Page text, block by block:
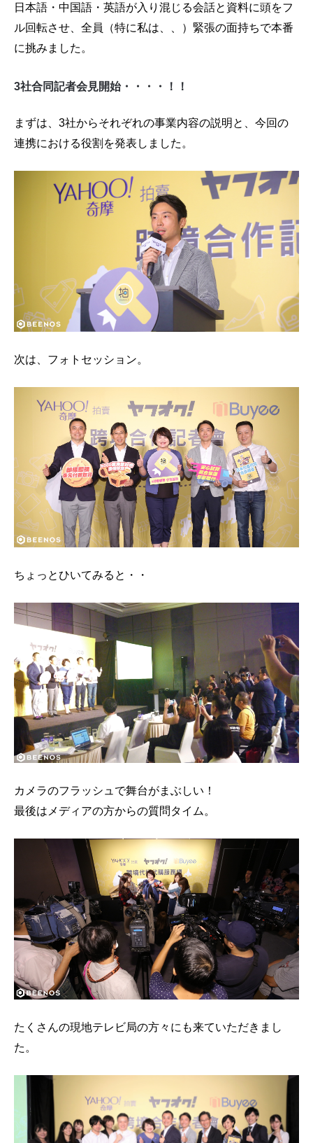
日本語・中国語・英語が入り混じる会話と資料に頭をフ
ル回転させ、全員（特に私は、、）緊張の面持ちで本番
に挑みました。
3社合同記者会見開始・・・・！！
まずは、3社からそれぞれの事業内容の説明と、今回の
連携における役割を発表しました。
次は、フォトセッション。
ちょっとひいてみると・・
カメラのフラッシュで舞台がまぶしい！
最後はメディアの方からの質問タイム。
たくさんの現地テレビ局の方々にも来ていただきまし
た。